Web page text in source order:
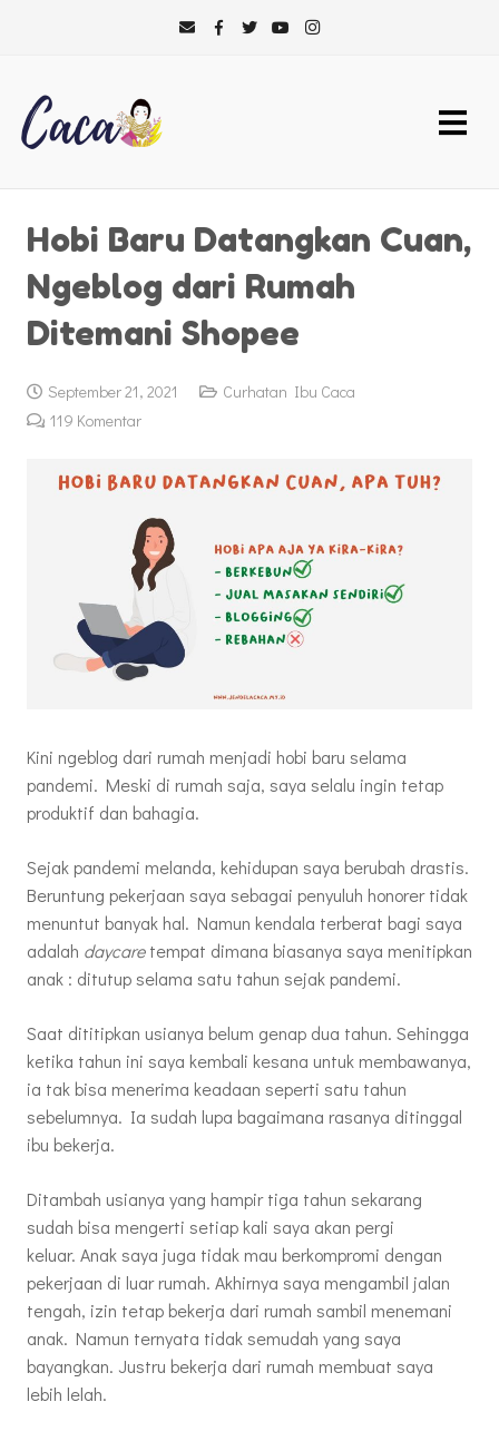
Hobi Baru Datangkan Cuan,
Ngeblog dari Rumah
Ditemani Shopee
September 21, 2021
Curhatan Ibu Caca
119 Komentar
Kini ngeblog dari rumah menjadi hobi baru selama
pandemi. Meski di rumah saja, saya selalu ingin tetap
produktif dan bahagia.
Sejak pandemi melanda, kehidupan saya berubah drastis.
Beruntung pekerjaan saya sebagai penyuluh honorer tidak
menuntut banyak hal. Namun kendala terberat bagi saya
adalah daycaretempat dimana biasanya saya menitipkan
anak : ditutup selama satu tahun sejak pandemi.
Saat dititipkan usianya belum genap dua tahun. Sehingga
ketika tahun ini saya kembali kesana untuk membawanya,
ia tak bisa menerima keadaan seperti satu tahun
sebelumnya. Ia sudah lupa bagaimana rasanya ditinggal
ibu bekerja.
Ditambah usianya yang hampir tiga tahun sekarang
sudah bisa mengerti setiap kali saya akan pergi
keluar. Anak saya juga tidak mau berkompromi dengan
pekerjaan di luar rumah. Akhirnya saya mengambil jalan
tengah, izin tetap bekerja dari rumah sambil menemani
anak. Namun ternyata tidak semudah yang saya
bayangkan. Justru bekerja dari rumah membuat saya
lebih lelah.